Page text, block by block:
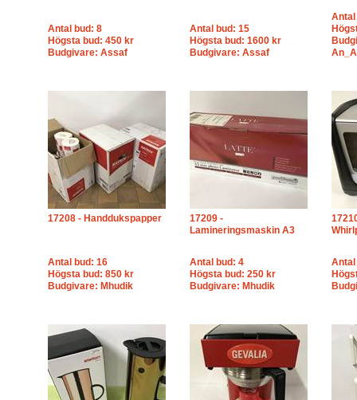
Antal bud: 8
Högsta bud: 450 kr
Budgivare: Assaf
Antal bud: 15
Högsta bud: 1600 kr
Budgivare: Assaf
Antal
17208 - Handdukspapper
Antal bud: 16
Högsta bud: 850 kr
Budgivare: Mhudik
17209 -
Lamineringsmaskin A3
Antal bud: 4
Högsta bud: 250 kr
Budgivare: Mhudik
Antal